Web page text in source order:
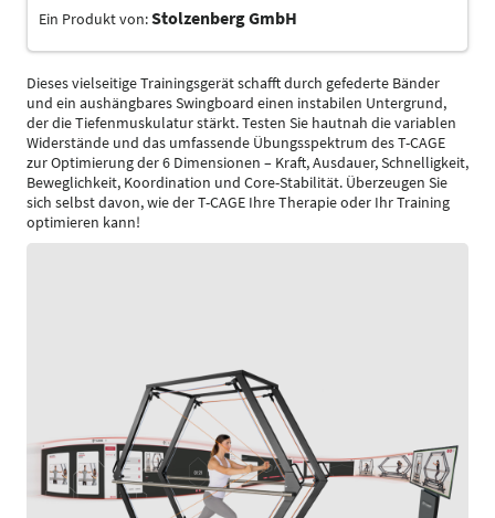
Ein Produkt von:Stolzenberg GmbH
Dieses vielseitige Trainingsgerät schafft durch gefederte Bänder
und ein aushängbares Swingboard einen instabilen Untergrund,
der die Tiefenmuskulatur stärkt. Testen Sie hautnah die variablen
Widerstände und das umfassende Übungsspektrum des T-CAGE
zur Optimierung der 6 Dimensionen – Kraft, Ausdauer, Schnelligkeit,
Beweglichkeit, Koordination und Core-Stabilität. Überzeugen Sie
sich selbst davon, wie der T-CAGE Ihre Therapie oder Ihr Training
optimieren kann!